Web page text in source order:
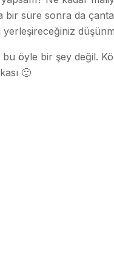
bir süre sonra da
öyle bir şey değil.
🙂